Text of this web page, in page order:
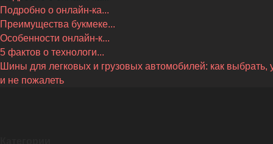
Подробно о онлайн-ка...
Преимущества букмеке...
Особенности онлайн-к...
5 фактов о технологи...
Шины для легковых и грузовых автомобилей: как выбрать,
и не пожалеть